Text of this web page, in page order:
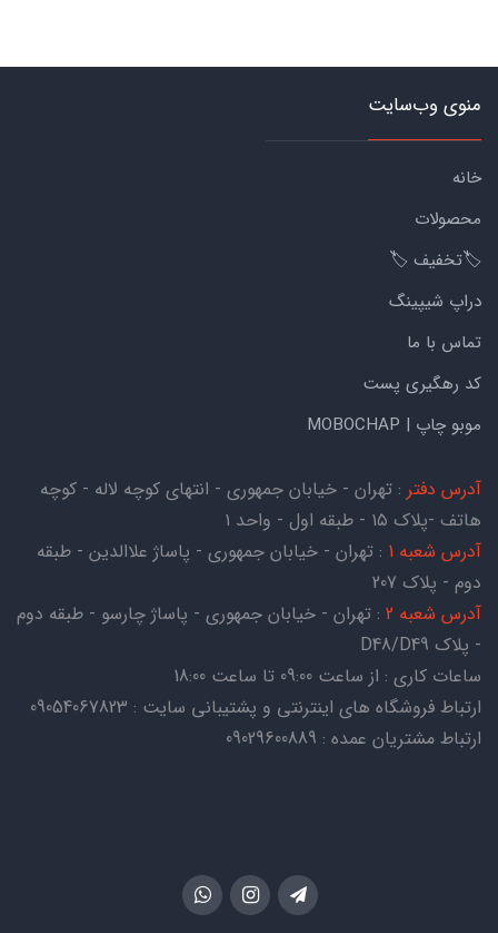
منوی وب‌سایت
خانه
محصولات
🏷️تخفیف 🏷️
دراپ شیپینگ
تماس با ما
کد رهگیری پست
موبو چاپ | MOBOCHAP
آدرس دفتر : تهران - خیابان جمهوری - انتهای کوچه لاله - کوچه
هاتف -پلاک ۱۵ - طبقه اول - واحد ۱
آدرس شعبه 1
: تهران - خیابان جمهوری - پاساژ علاالدین - طبقه
دوم - پلاک 207
آدرس شعبه 2
: تهران - خیابان جمهوری - پاساژ چارسو - طبقه دوم
- پلاک D48/D49
ساعات کاری : از ساعت 09:00 تا ساعت 18:00
ارتباط فروشگاه های اینترنتی و پشتیبانی سایت : 09054067823
ارتباط مشتریان عمده : 09029600889